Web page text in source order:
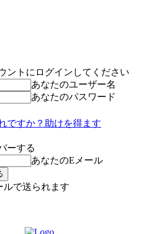
トにログインしてください
あなたのユーザー名
あなたのパスワード
ですか？助けを得ます
ーする
あなたのEメール
ルで送られます